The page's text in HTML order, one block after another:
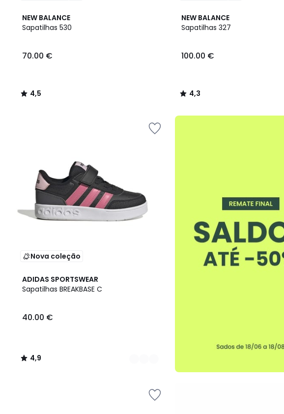
NEW BALANCE
Sapatilhas 530
€.
70.00 €
4,5
/ 5
4,5
/
NEW BALANCE
Sapatilhas 327
100.00 €
4,3
/ 5
4,3
/
Nova coleção
ADIDAS SPORTSWEAR
Sapatilhas BREAKBASE C
40.00 €
4,9
/ 5
2
Cores
4,9
/
até